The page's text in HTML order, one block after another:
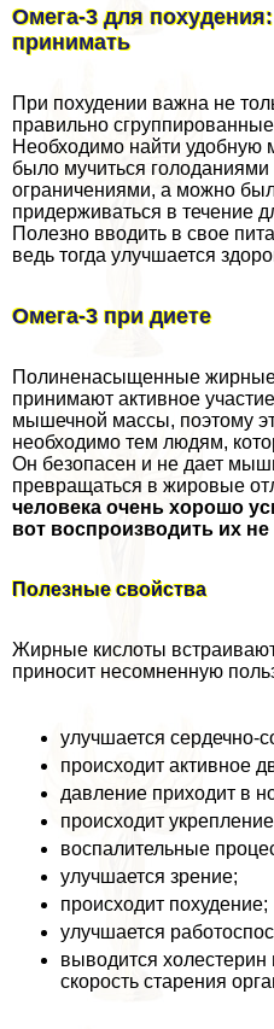
Омега-3 для
принимать
При похудении важна не
правильно
Необходимо найти удобную
было мучиться
ограничениями, а можно
придерживаться в течение
Полезно вводить в свое
ведь тогда улучшается
Омега-3 при диете
Полиненасыщенные жирные
принимают активное
мышечной массы, поэтому
необходимо тем людям,
Он безопасен и не дает
превращаться в жировые
человека очень хорошо
вот воспроизводить их
Полезные свойства
Жирные кислоты
приносит несомненную
улучшается сердечно-
происходит активное
давление приходит в
происходит
воспалительные
улучшается зрение;
происходит похудение;
улучшается
выводится холестерин
скорость старения